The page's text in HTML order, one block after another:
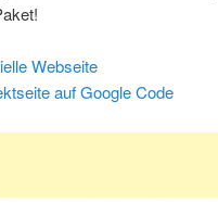
Webseite
auf Google Code